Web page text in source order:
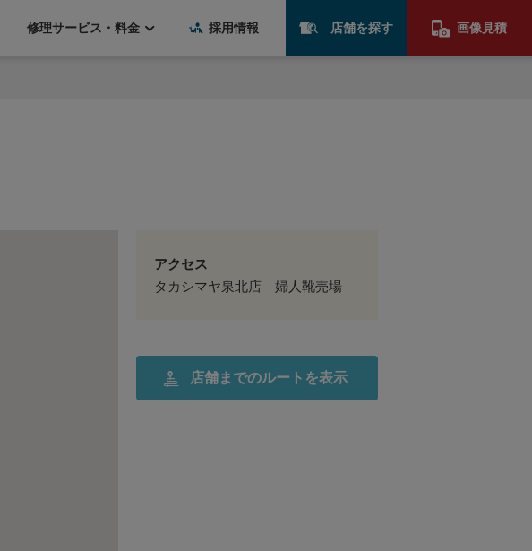
修理サービス・料金 採用情報 店舗を探す 画像見積
アクセス
タカシマヤ泉北店 婦人靴売場
店舗までのルートを表示